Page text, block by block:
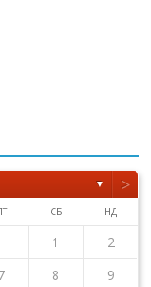
▼ >
СБ НД
1
2
8
9